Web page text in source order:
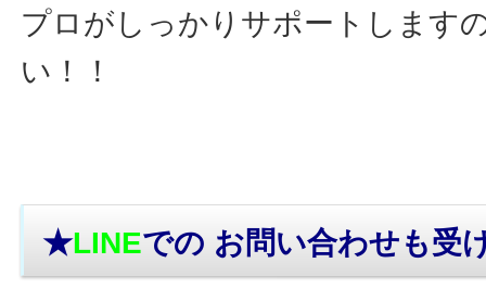
プロがしっかりサポートします
い！！
★LINEでの お問い合わせも受